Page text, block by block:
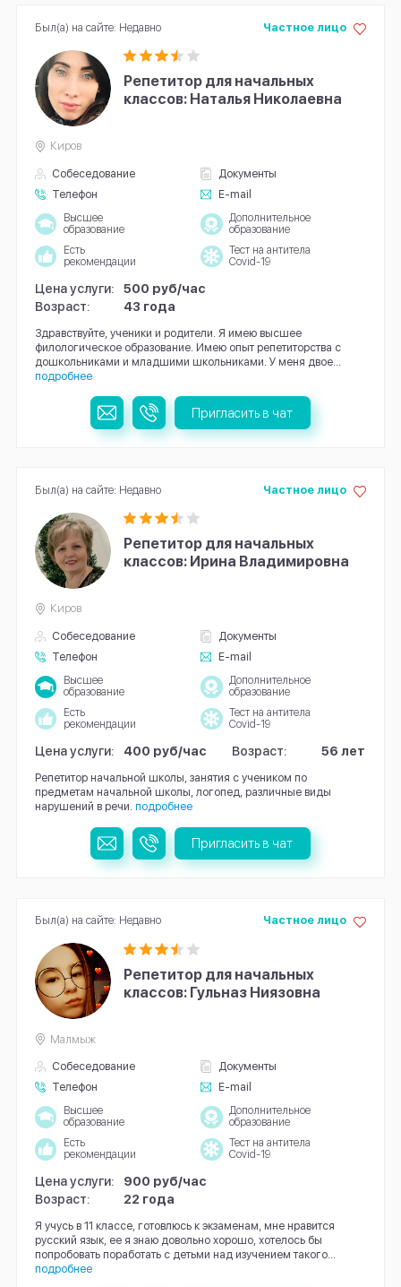
Репетитор для начальных
классов: Наталья Николаевна
Собеседование
Документы
Телефон
E-mail
Частное лицо
Киров
Высшее
образование
Дополнительное
образование
Есть
рекомендации
Тест на антитела
Covid-19
Цена услуги:
500 руб/час
Возраст:
43 года
Здравствуйте, ученики и родители. Я имею высшее
филологическое образование. Имею опыт репетиторства с
дошкольниками и младшими школьниками. У меня двое...
подробнее
Был(а) на сайте: Недавно
Пригласить в чат
Репетитор для начальных
классов: Ирина Владимировна
Собеседование
Документы
Телефон
E-mail
Частное лицо
Киров
Высшее
образование
Дополнительное
образование
Есть
рекомендации
Тест на антитела
Covid-19
Цена услуги: 400 руб/час Возраст: 56 лет
Репетитор начальной школы, занятия с учеником по
предметам начальной школы, логопед, различные виды
нарушений в речи. подробнее
Был(а) на сайте: Недавно
Пригласить в чат
Репетитор для начальных
классов: Гульназ Ниязовна
Собеседование
Документы
Телефон
E-mail
Частное лицо
Малмыж
Высшее
образование
Дополнительное
образование
Есть
рекомендации
Тест на антитела
Covid-19
Цена услуги:
900 руб/час
Возраст:
22 года
Я учусь в 11 классе, готовлюсь к экзаменам, мне нравится
русский язык, ее я знаю довольно хорошо, хотелось бы
попробовать поработать с детьми над изучением такого...
подробнее
Был(а) на сайте: Недавно